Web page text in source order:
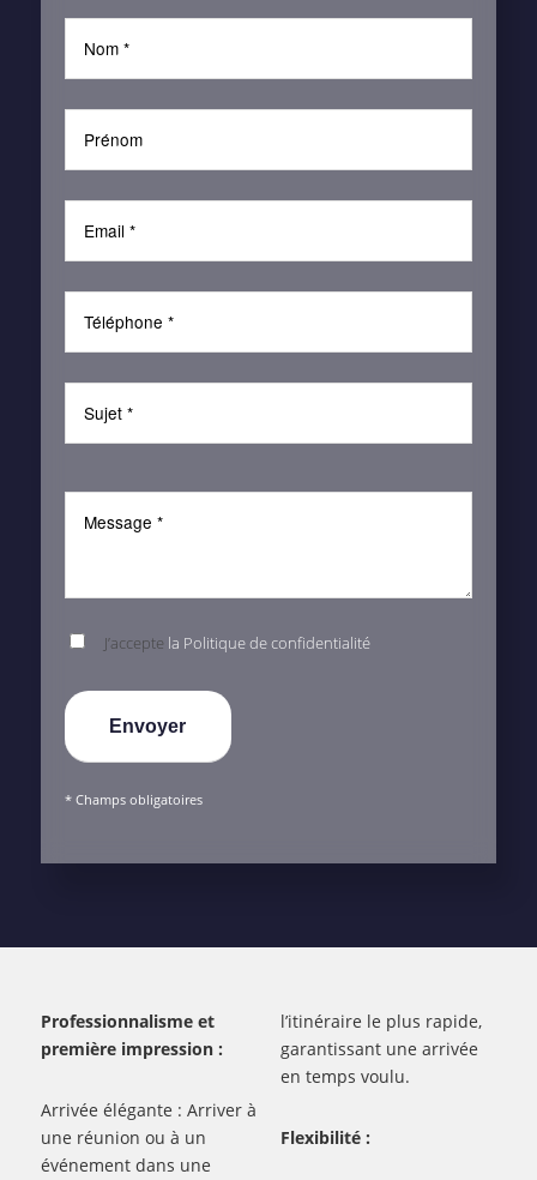
J’accepte la Politique de confidentialité
* Champs obligatoires
Professionnalisme et
première impression :
Arrivée élégante : Arriver à
une réunion ou à un
événement dans une
l’itinéraire le plus rapide,
garantissant une arrivée
en temps voulu.
Flexibilité :